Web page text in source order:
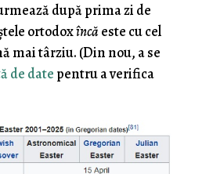
după prima zi de
ortodoxîncă este cu cel
mai târziu. (Din nou, a se
de date pentru a verifica